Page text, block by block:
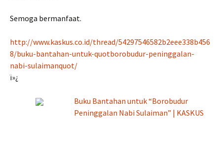
Semoga bermanfaat.
http://www.kaskus.co.id/thread/54297546582b2eee338b456
8/buku-bantahan-untuk-quotborobudur-peninggalan-
nabi-sulaimanquot/
ï»¿
Buku Bantahan untuk “Borobudur
Peninggalan Nabi Sulaiman” | KASKUS